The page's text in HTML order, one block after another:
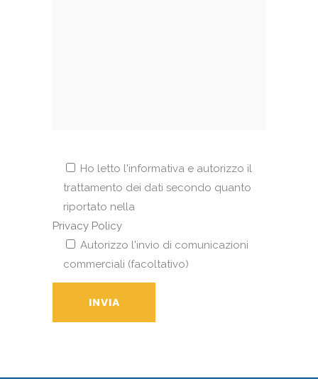
Ho letto l'informativa e autorizzo il
trattamento dei dati secondo quanto
riportato nella
Privacy Policy
Autorizzo l'invio di comunicazioni
commerciali (facoltativo)